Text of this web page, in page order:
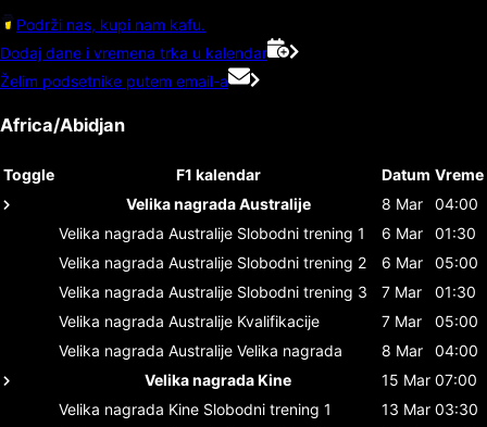
Podrži nas, kupi nam kafu.
Dodaj dane i vremena trka u kalendar
Želim podsetnike putem email-a
Africa/Abidjan
Toggle F1 kalendar Datum Vreme
Velika nagrada Australije
8 Mar
04:00
Velika nagrada Australije Slobodni trening 1 6 Mar
01:30
Velika nagrada Australije Slobodni trening 2 6 Mar
05:00
Velika nagrada Australije Slobodni trening 3 7 Mar
01:30
Velika nagrada Australije Kvalifikacije 7 Mar
05:00
Velika nagrada Australije Velika nagrada 8 Mar
04:00
Velika nagrada Kine
15 Mar 07:00
Velika nagrada Kine Slobodni trening 1 13 Mar 03:30